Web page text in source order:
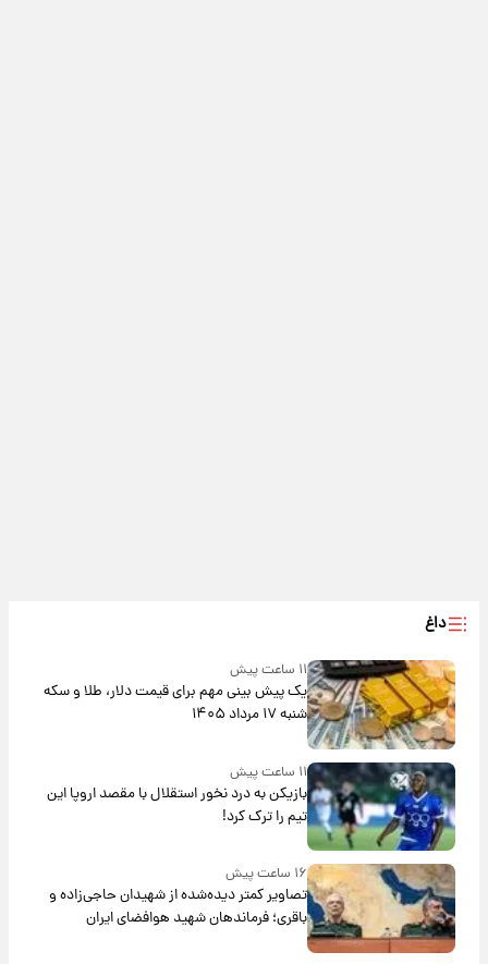
داغ
۱۱ ساعت پیش
یک پیش ‌بینی مهم برای قیمت دلار، طلا و سکه
شنبه ۱۷ مرداد ۱۴۰۵
۱۱ ساعت پیش
بازیکن به درد نخور استقلال با مقصد اروپا این
تیم را ترک کرد!
۱۶ ساعت پیش
تصاویر کمتر دیده‌شده از شهیدان حاجی‌زاده و
باقری؛ فرماندهان شهید هوافضای ایران